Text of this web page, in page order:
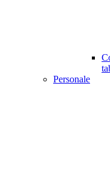
Personale